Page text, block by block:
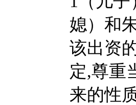
媳） 和
该出资
定,尊重
来的性